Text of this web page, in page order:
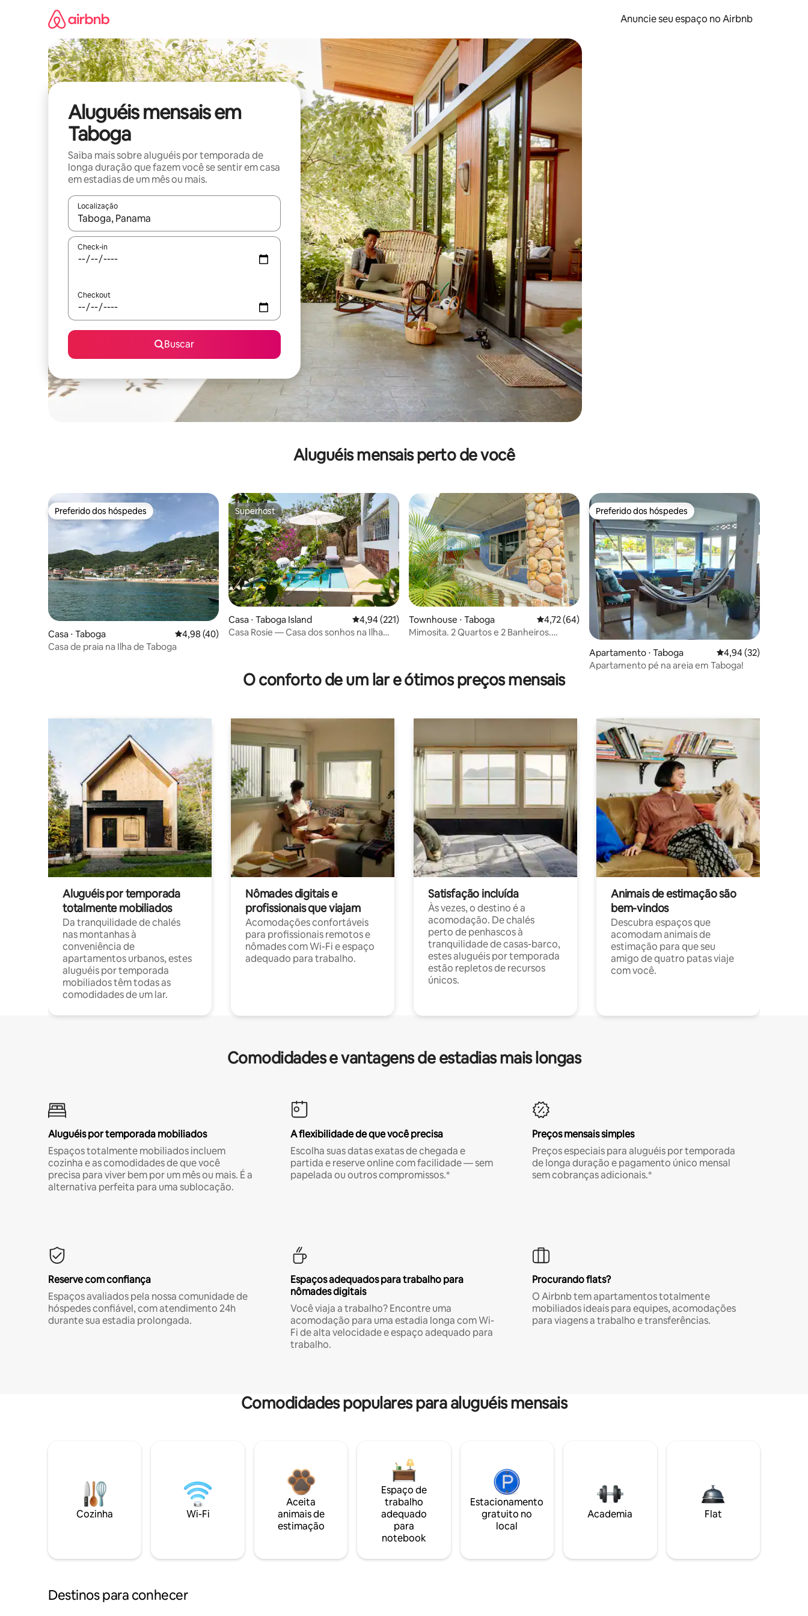
Anuncie seu espaço no Airbnb
Aluguéis mensais em
Taboga
Saiba mais sobre aluguéis por temporada de
longa duração que fazem você se sentir em casa
em estadias de um mês ou mais.
Localização
Quando os resultados estiverem disponíveis, explore-os usando as seta para cima e para baixo do teclado ou tocando e deslizando o dedo na tela.
Check-in
Checkout
Buscar
Aluguéis mensais perto de você
Preferido dos hóspedes
Preferido dos hóspedes
Casa ⋅ Taboga 4,98 de uma avaliação média de 5, 40 avaliações
4,98 (40)
Casa de praia na Ilha de Taboga
Superhost
Superhost
Casa ⋅ Taboga Island 4,94 de uma avaliação média de 5, 221 avaliações
4,94 (221)
Casa Rosie — Casa dos sonhos na Ilha
Townhouse ⋅ Taboga 4,72 de uma avaliação média de 5, 64 avaliações
4,72 (64)
Mimosita. 2 Quartos e 2 Banheiros.
Preferido dos hóspedes
Preferido dos hóspedes
Apartamento ⋅ Taboga 4,94 de uma
4,94 (32)
Apartamento pé na areia em Taboga!
O conforto de um lar e ótimos preços mensais
Aluguéis por temporada
totalmente mobiliados
Da tranquilidade de chalés
nas montanhas à
conveniência de
apartamentos urbanos, estes
aluguéis por temporada
mobiliados têm todas as
comodidades de um lar.
Nômades digitais e
profissionais que viajam
Acomodações confortáveis
para profissionais remotos e
nômades com Wi-Fi e espaço
adequado para trabalho.
Satisfação incluída
Às vezes, o destino é a
acomodação. De chalés
perto de penhascos à
tranquilidade de casas-barco,
estes aluguéis por temporada
estão repletos de recursos
únicos.
Animais de estimação são
bem-vindos
Descubra espaços que
acomodam animais de
estimação para que seu
amigo de quatro patas viaje
com você.
Comodidades e vantagens de estadias mais longas
Aluguéis por temporada mobiliados
Espaços totalmente mobiliados incluem
cozinha e as comodidades de que você
precisa para viver bem por um mês ou mais. É a
alternativa perfeita para uma sublocação.
A flexibilidade de que você precisa
Escolha suas datas exatas de chegada e
partida e reserve online com facilidade — sem
papelada ou outros compromissos.*
Preços mensais simples
Preços especiais para aluguéis por temporada
de longa duração e pagamento único mensal
sem cobranças adicionais.*
Reserve com confiança
Espaços avaliados pela nossa comunidade de
hóspedes confiável, com atendimento 24h
durante sua estadia prolongada.
Espaços adequados para trabalho para
nômades digitais
Você viaja a trabalho? Encontre uma
acomodação para uma estadia longa com Wi-
Fi de alta velocidade e espaço adequado para
trabalho.
Procurando flats?
O Airbnb tem apartamentos totalmente
mobiliados ideais para equipes, acomodações
para viagens a trabalho e transferências.
Comodidades populares para aluguéis mensais
Cozinha Wi-Fi
Aceita
animais de
estimação
Espaço de
trabalho
adequado
para
notebook
Estacionamento
gratuito no
local
Academia Flat
Destinos para conhecer